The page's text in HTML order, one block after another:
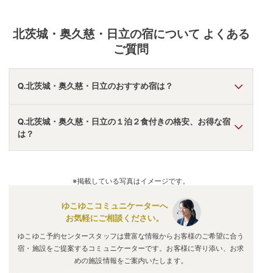
北茨城・奥久慈・日立の宿について よくある
ご質問
Q.北茨城・奥久慈・日立のおすすめ宿は？
A.「五浦観光ホテル 和風の宿本館／別館大観荘」・「横川
温泉 中野屋旅館
・ 悠久の宿 滝美館 」などの旅館・ホ
テルがおすすめの宿泊先です。
Q.北茨城・奥久慈・日立の１泊２食付きの格安、お得な宿
は？
得な価格で泊まれる宿泊先です。
※掲載している写真はイメージです。
ゆこゆこコミュニケーターへ
お気軽にご相談ください。
ゆこゆこ予約センタースタッフは豊富な情報からお客様のご希望に合う
宿・施設をご提案するコミュニケーターです。お客様に寄り添い、お求
めの施設情報をご案内いたします。